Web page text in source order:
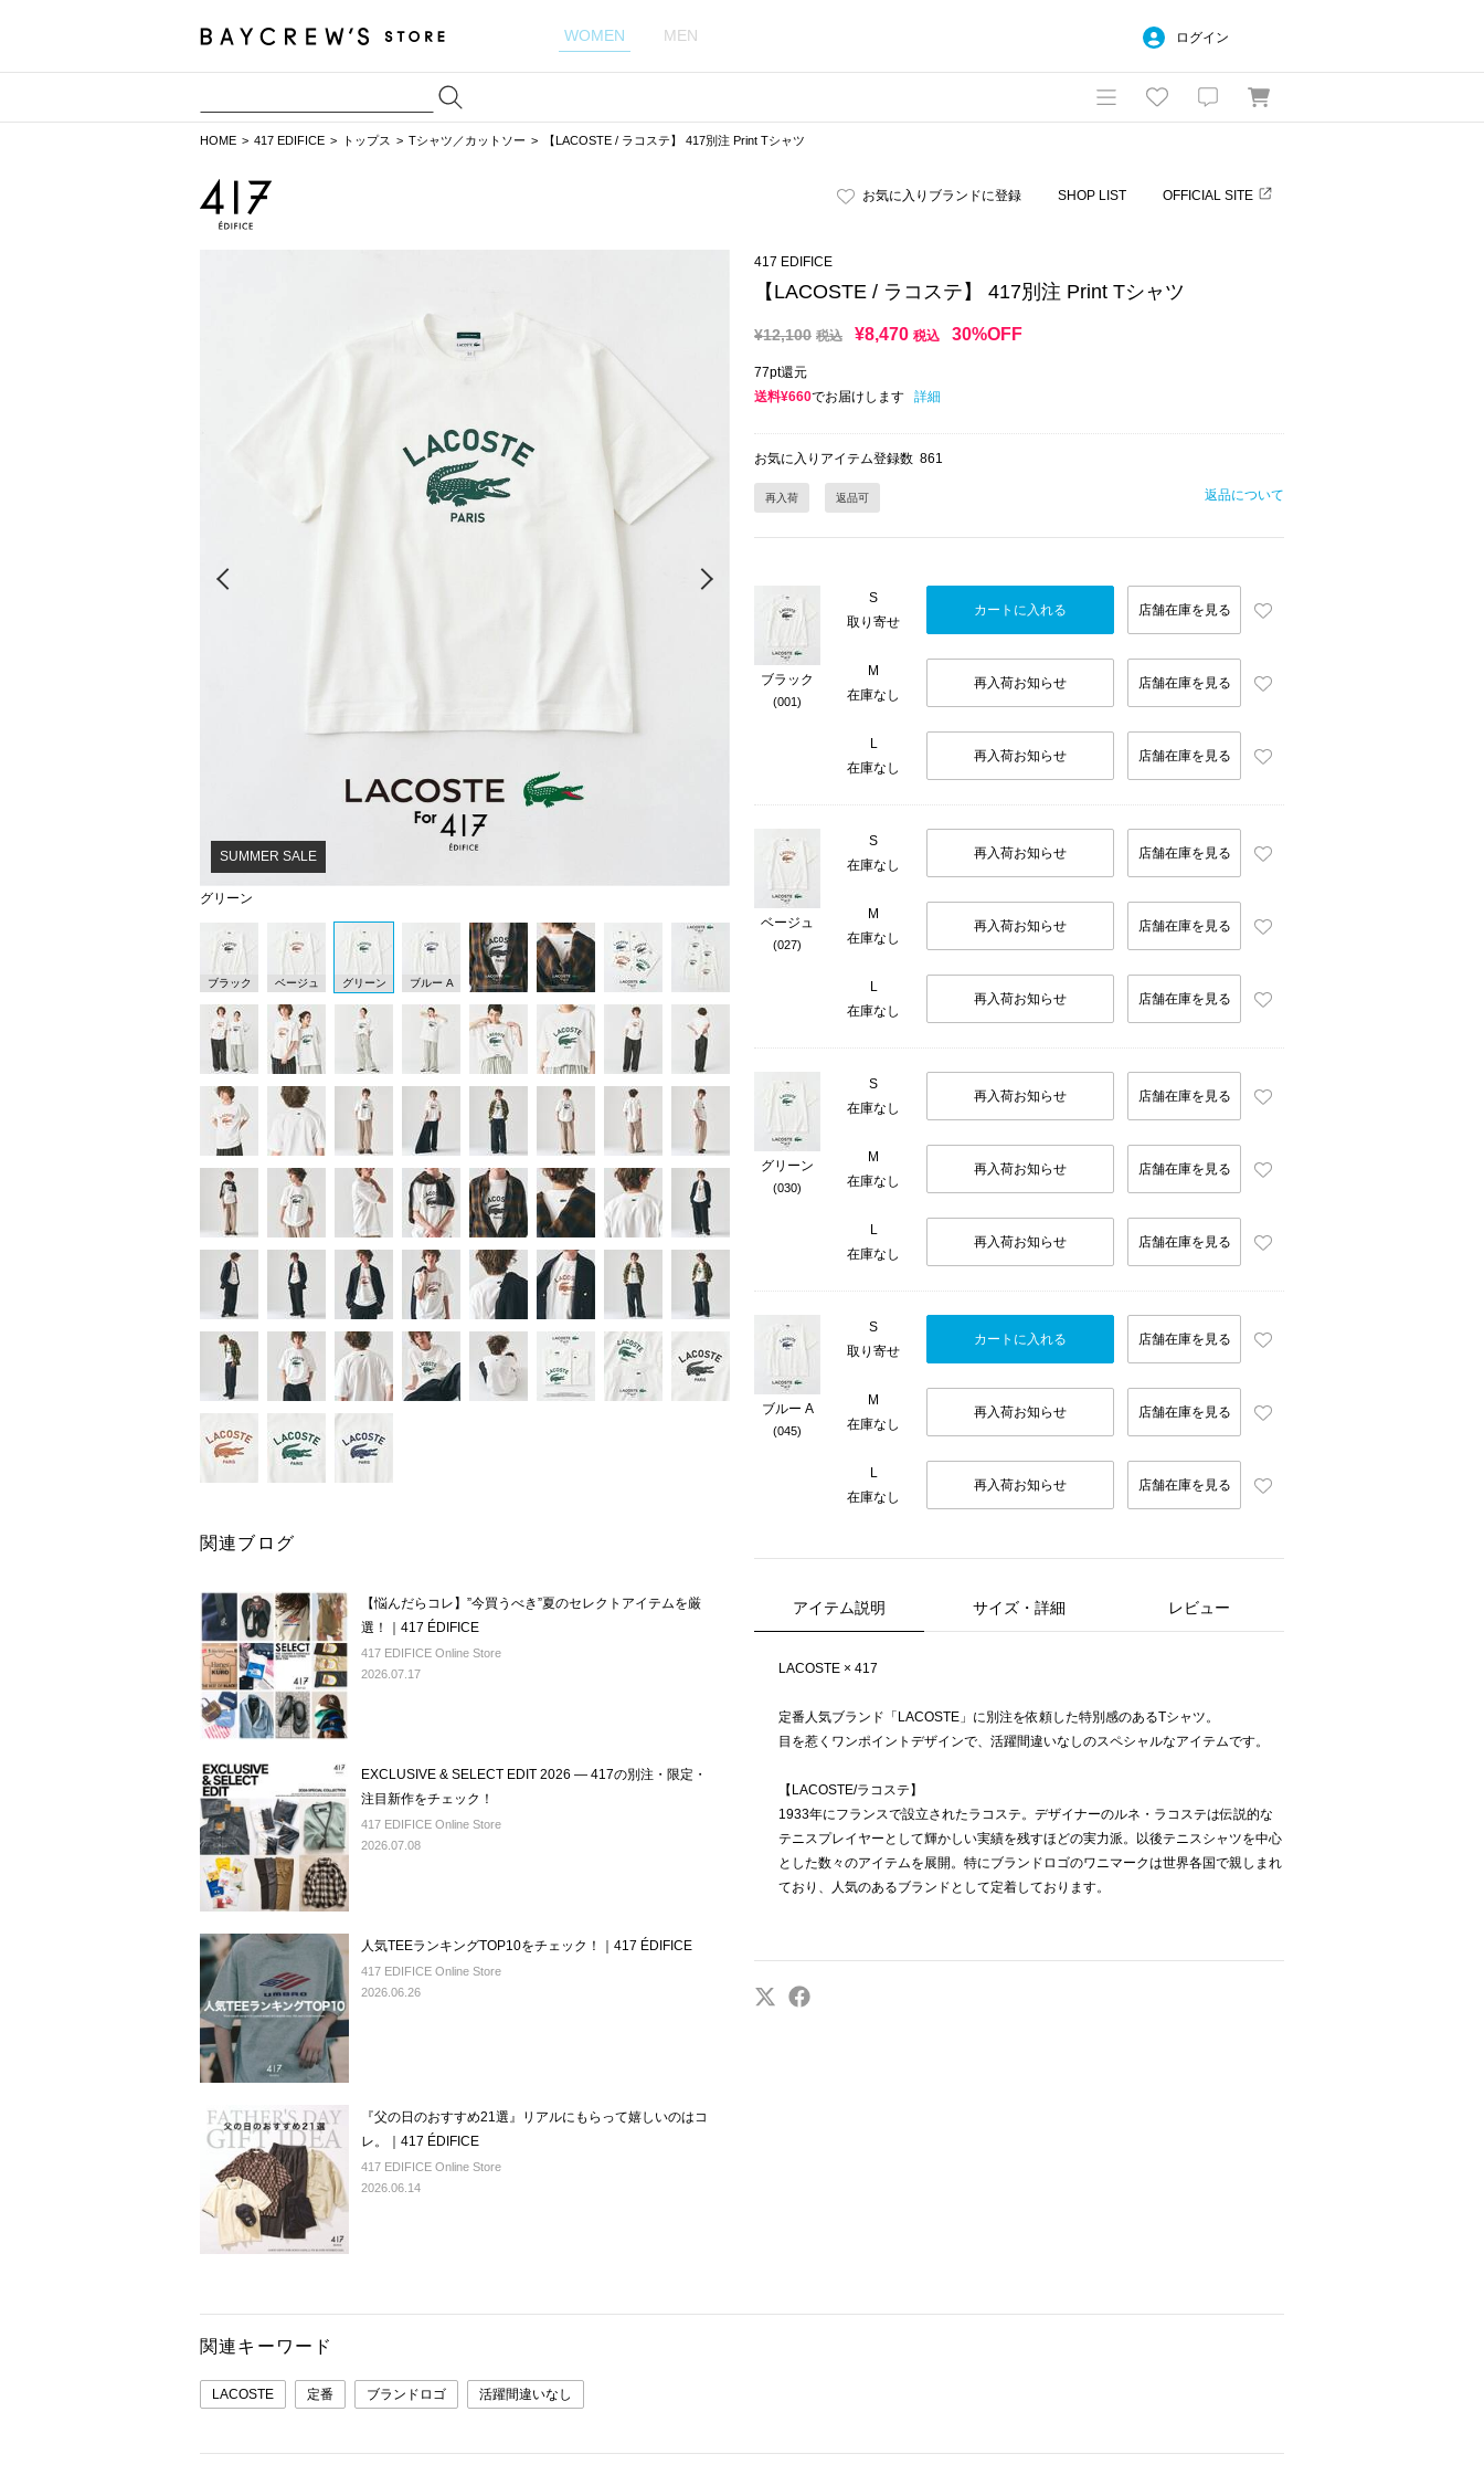
WOMEN MEN ログイン
HOME 417 EDIFICE トップス Tシャツ／カットソー 【LACOSTE / ラコステ】 417別注 Print Tシャツ
お気に入りブランドに登録 SHOP LIST OFFICIAL SITE
グリーン
SUMMER SALE
ブラック ベージュ グリーン ブルー A
関連ブログ
【悩んだらコレ】”今買うべき”夏のセレクトアイテムを厳
選！｜417 ÉDIFICE
417 EDIFICE Online Store
2026.07.17
EXCLUSIVE & SELECT EDIT 2026 — 417の別注・限定・
注目新作をチェック！
417 EDIFICE Online Store
2026.07.08
人気TEEランキングTOP10をチェック！｜417 ÉDIFICE
417 EDIFICE Online Store
2026.06.26
『父の日のおすすめ21選』リアルにもらって嬉しいのはコ
レ。｜417 ÉDIFICE
417 EDIFICE Online Store
2026.06.14
417 EDIFICE
【LACOSTE / ラコステ】 417別注 Print Tシャツ
¥12,100 税込 ¥8,470 税込 30%OFF
77pt還元
送料¥660でお届けします 詳細
お気に入りアイテム登録数 861
再入荷 返品可 返品について
ブラック
(001)
S
取り寄せ
カートに入れる 店舗在庫を見る
M
在庫なし
再入荷お知らせ 店舗在庫を見る
L
在庫なし
再入荷お知らせ 店舗在庫を見る
ベージュ
(027)
S
在庫なし
再入荷お知らせ 店舗在庫を見る
M
在庫なし
再入荷お知らせ 店舗在庫を見る
L
在庫なし
再入荷お知らせ 店舗在庫を見る
グリーン
(030)
S
在庫なし
再入荷お知らせ 店舗在庫を見る
M
在庫なし
再入荷お知らせ 店舗在庫を見る
L
在庫なし
再入荷お知らせ 店舗在庫を見る
ブルー A
(045)
S
取り寄せ
カートに入れる 店舗在庫を見る
M
在庫なし
再入荷お知らせ 店舗在庫を見る
L
在庫なし
再入荷お知らせ 店舗在庫を見る
アイテム説明 サイズ・詳細 レビュー
LACOSTE × 417
定番人気ブランド「LACOSTE」に別注を依頼した特別感のあるTシャツ。
目を惹くワンポイントデザインで、活躍間違いなしのスペシャルなアイテムです。
【LACOSTE/ラコステ】
1933年にフランスで設立されたラコステ。デザイナーのルネ・ラコステは伝説的な
テニスプレイヤーとして輝かしい実績を残すほどの実力派。以後テニスシャツを中心
とした数々のアイテムを展開。特にブランドロゴのワニマークは世界各国で親しまれ
ており、人気のあるブランドとして定着しております。
関連キーワード
LACOSTE 定番 ブランドロゴ 活躍間違いなし